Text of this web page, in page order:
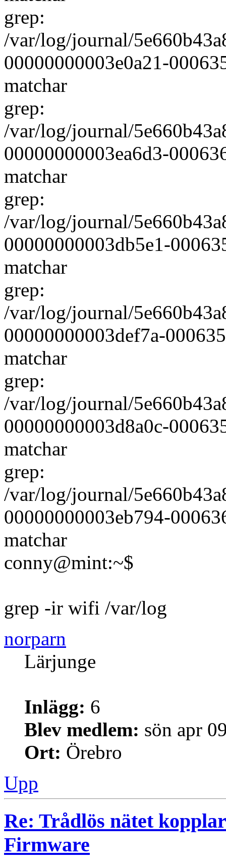
grep:
/var/log/journal/
00000000003e0a21-
matchar
grep:
/var/log/journal/
00000000003ea6d3-
matchar
grep:
/var/log/journal/
00000000003db5e1-
matchar
grep:
/var/log/journal/
00000000003def7a-
matchar
grep:
/var/log/journal/
00000000003d8a0c-
matchar
grep:
/var/log/journal/
00000000003eb794-
matchar
conny@mint:~$
grep -ir wifi /var/log
norparn
Lärjunge
Inlägg: 6
Blev medlem: sön apr
Ort: Örebro
Upp
Re: Trådlös nätet
Firmware